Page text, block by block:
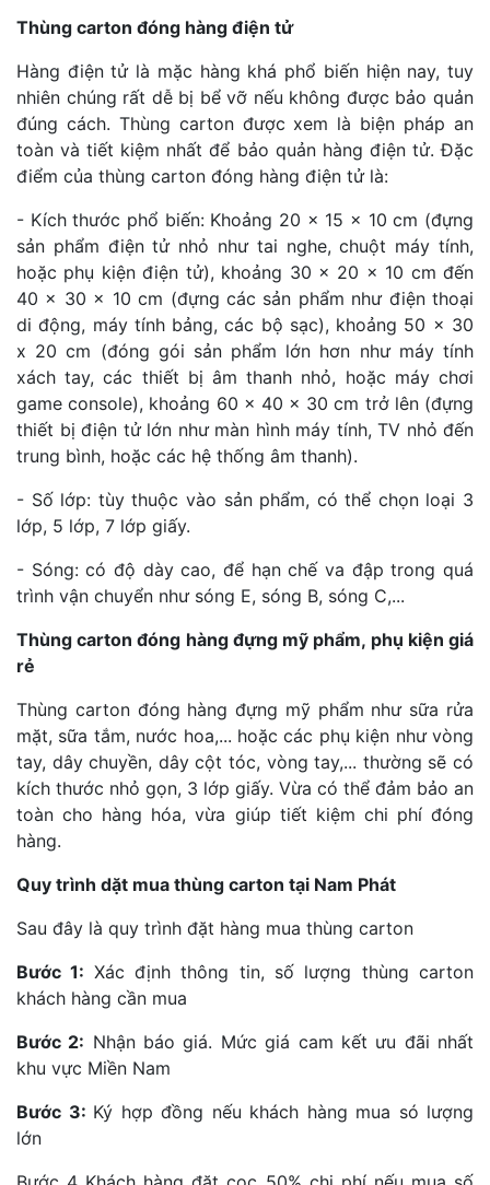
Thùng carton đóng hàng điện tử
Hàng điện tử là mặc hàng khá phổ biến hiện nay, tuy
nhiên chúng rất dễ bị bể vỡ nếu không được bảo quản
đúng cách. Thùng carton được xem là biện pháp an
toàn và tiết kiệm nhất để bảo quản hàng điện tử. Đặc
điểm của thùng carton đóng hàng điện tử là:
- Kích thước phổ biến: Khoảng 20 x 15 x 10 cm (đựng
sản phẩm điện tử nhỏ như tai nghe, chuột máy tính,
hoặc phụ kiện điện tử), khoảng 30 x 20 x 10 cm đến
40 x 30 x 10 cm (đựng các sản phẩm như điện thoại
di động, máy tính bảng, các bộ sạc), khoảng 50 x 30
x 20 cm (đóng gói sản phẩm lớn hơn như máy tính
xách tay, các thiết bị âm thanh nhỏ, hoặc máy chơi
game console), khoảng 60 x 40 x 30 cm trở lên (đựng
thiết bị điện tử lớn như màn hình máy tính, TV nhỏ đến
trung bình, hoặc các hệ thống âm thanh).
- Số lớp: tùy thuộc vào sản phẩm, có thể chọn loại 3
lớp, 5 lớp, 7 lớp giấy.
- Sóng: có độ dày cao, để hạn chế va đập trong quá
trình vận chuyển như sóng E, sóng B, sóng C,...
Thùng carton đóng hàng đựng mỹ phẩm, phụ kiện giá
rẻ
Thùng carton đóng hàng đựng mỹ phẩm như sữa rửa
mặt, sữa tắm, nước hoa,... hoặc các phụ kiện như vòng
tay, dây chuyền, dây cột tóc, vòng tay,... thường sẽ có
kích thước nhỏ gọn, 3 lớp giấy. Vừa có thể đảm bảo an
toàn cho hàng hóa, vừa giúp tiết kiệm chi phí đóng
hàng.
Quy trình dặt mua thùng carton tại Nam Phát
Sau đây là quy trình đặt hàng mua thùng carton
Bước 1: Xác định thông tin, số lượng thùng carton
khách hàng cần mua
Bước 2: Nhận báo giá. Mức giá cam kết ưu đãi nhất
khu vực Miền Nam
Bước 3: Ký hợp đồng nếu khách hàng mua só lượng
lớn